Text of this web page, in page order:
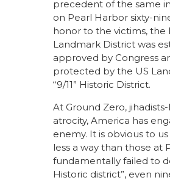
precedent of the same
on Pearl Harbor sixty-
honor to the victims, the
Landmark District was
approved by Congress
protected by the US
“9/11” Historic District.
At Ground Zero,
atrocity, America has
enemy. It is obvious to
less a way than those at
fundamentally failed to
Historic district”, even